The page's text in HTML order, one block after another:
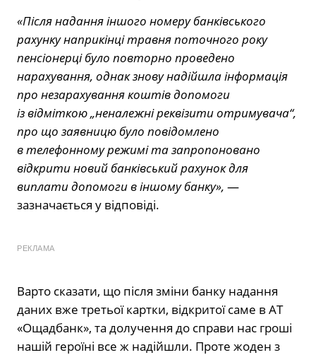
«Після надання іншого номеру банківського
рахунку наприкінці травня поточного року
пенсіонерці було повторно проведено
нарахування, однак знову надійшла інформація
про незарахування коштів допомоги
із відміткою „неналежні реквізити отримувача“,
про що заявницю було повідомлено
в телефонному режимі та запропоновано
відкрити новий банківський рахунок для
виплати допомоги в іншому банку», —
зазначається у відповіді.
РЕКЛАМА
Варто сказати, що після зміни банку надання
даних вже третьої картки, відкритої саме в АТ
«Ощадбанк», та долучення до справи нас гроші
нашій героїні все ж надійшли. Проте жоден з